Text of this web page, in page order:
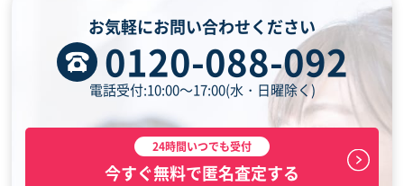
お気軽にお問い合わせください
0120-088-092
電話受付:10:00～17:00(水・日曜除く)
24時間いつでも受付
今すぐ無料で匿名査定する